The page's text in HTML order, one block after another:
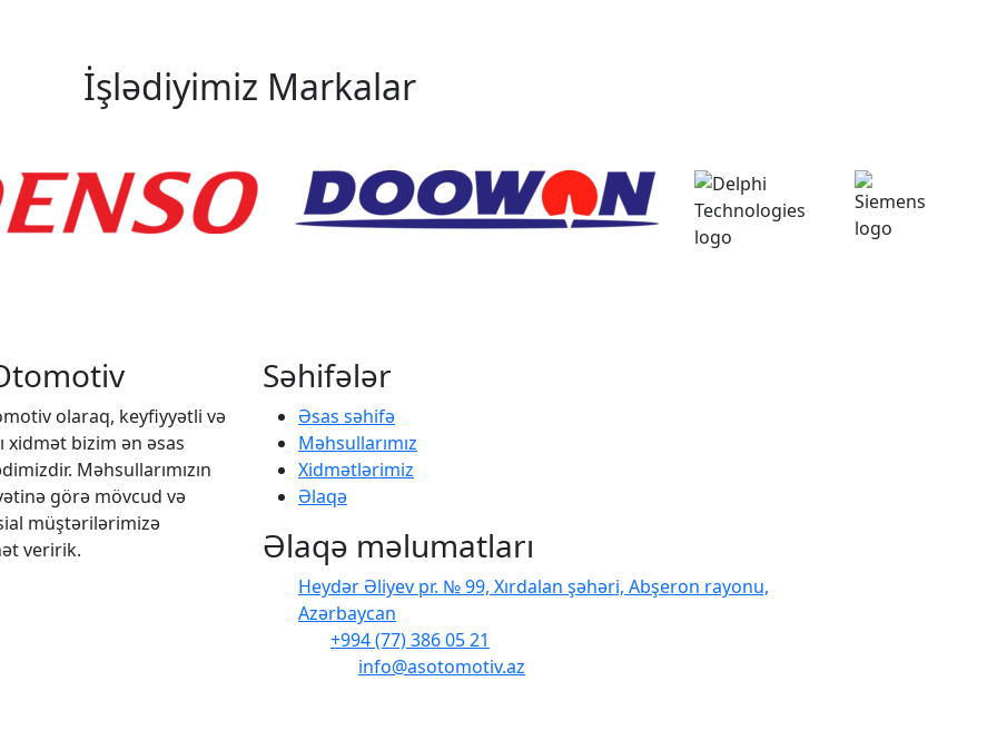
İşlədiyimiz Markalar
olaraq, keyfiyyətli və
xidmət bizim ən əsas
Məhsullarımızın
görə mövcud və
müştərilərimizə
veririk.
Səhifələr
Əsas səhifə
Məhsullarımız
Xidmətlərimiz
Əlaqə
Əlaqə məlumatları
Heydər Əliyev pr. № 99, Xırdalan şəhəri, Abşeron rayonu,
Azərbaycan
+994 (77) 386 05 21
info@asotomotiv.az